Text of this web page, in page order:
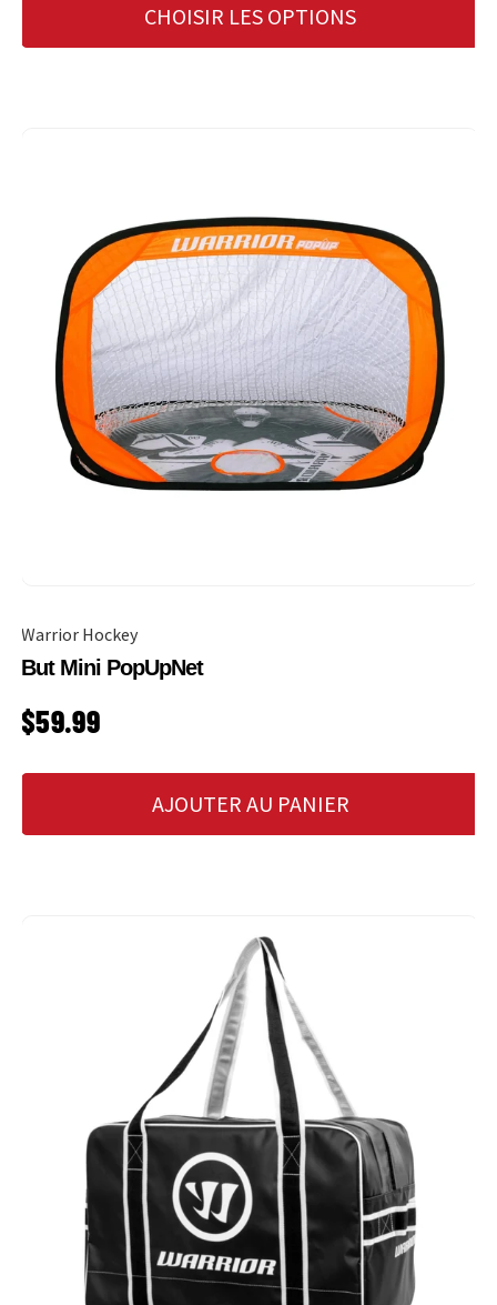
CHOISIR LES OPTIONS
Warrior Hockey
But Mini PopUpNet
PRIX HABITUEL
$59.99
AJOUTER AU PANIER